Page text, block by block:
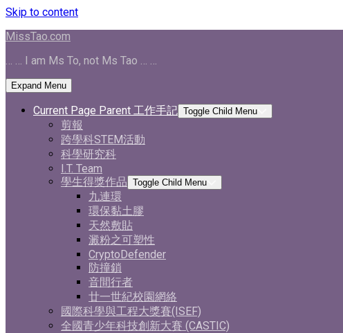
Skip to content
MissTao.com
… … I am Ms To, not Ms Tao … …
Expand Menu
Current Page Parent 工作手記 Toggle Child Menu
剪報
跨學科STEM活動
科學研究科
I.T. Team
學生得獎作品 Toggle Child Menu
九連環
環保黏土膠
天然敷貼
澱粉之可塑性
CryptoDefender
防撞鎖
音間行者
廿一世紀校園網絡
國際科學與工程大獎賽(ISEF)
全國青少年科技創新大賽 (CASTIC)